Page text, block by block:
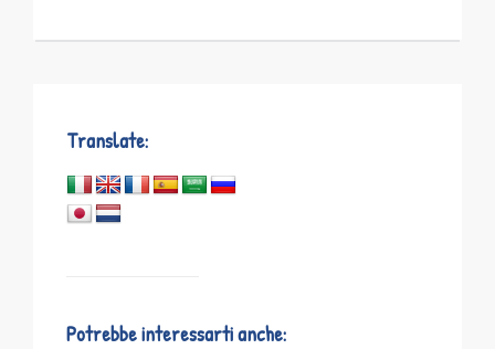
Translate:
Potrebbe interessarti anche: